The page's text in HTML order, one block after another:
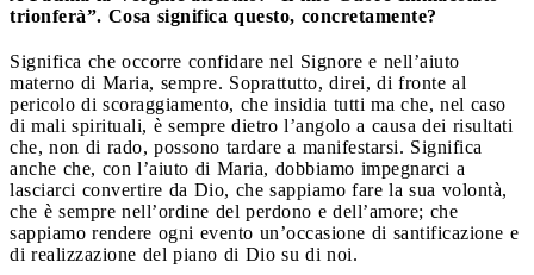
trionferà”. Cosa significa questo, concretamente?
Significa che occorre confidare nel Signore e nell’aiuto
materno di Maria, sempre. Soprattutto, direi, di fronte al
pericolo di scoraggiamento, che insidia tutti ma che, nel caso
di mali spirituali, è sempre dietro l’angolo a causa dei risultati
che, non di rado, possono tardare a manifestarsi. Significa
anche che, con l’aiuto di Maria, dobbiamo impegnarci a
lasciarci convertire da Dio, che sappiamo fare la sua volontà,
che è sempre nell’ordine del perdono e dell’amore; che
sappiamo rendere ogni evento un’occasione di santificazione e
di realizzazione del piano di Dio su di noi.